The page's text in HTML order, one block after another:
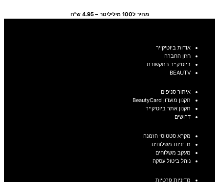
מחיר ל100 מיליליטר – 4.95 ש"ח
אודות ביוטיקייר
חזון החברה
ביוטיקייר בתקשורת
BEAUTV
איתור סניפים
תקנון מועדון BeautyCard
תקנון אתר ביוטיקייר
דרושים
מקרא סטטוסי הזמנה
מדיניות משלוחים
מעקב משלוחים
נוהל ביטול עסקה
מדיניות פרטיות